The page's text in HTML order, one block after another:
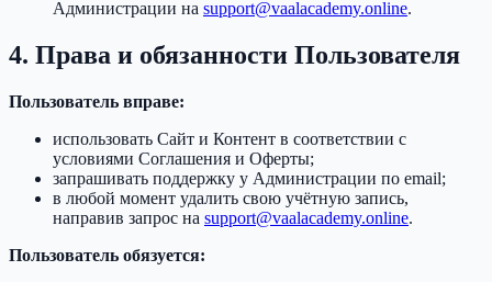
Администрации на support@vaalacademy.online.
4. Права и обязанности Пользователя
Пользователь вправе:
использовать Сайт и Контент в соответствии с
условиями Соглашения и Оферты;
запрашивать поддержку у Администрации по email;
в любой момент удалить свою учётную запись,
направив запрос на support@vaalacademy.online.
Пользователь обязуется: